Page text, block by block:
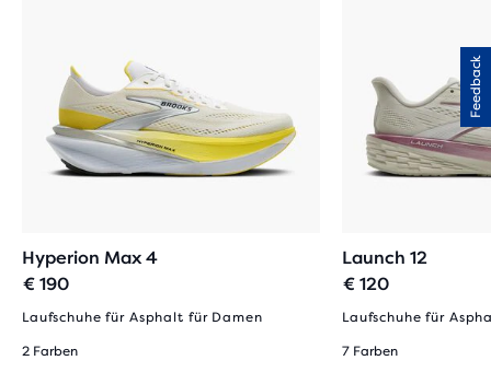
Hyperion Max 4
€ 190
Laufschuhe für Asphalt für Damen
2 Farben
Launch 12
€ 120
Laufschuhe für
7 Farben
Feedback